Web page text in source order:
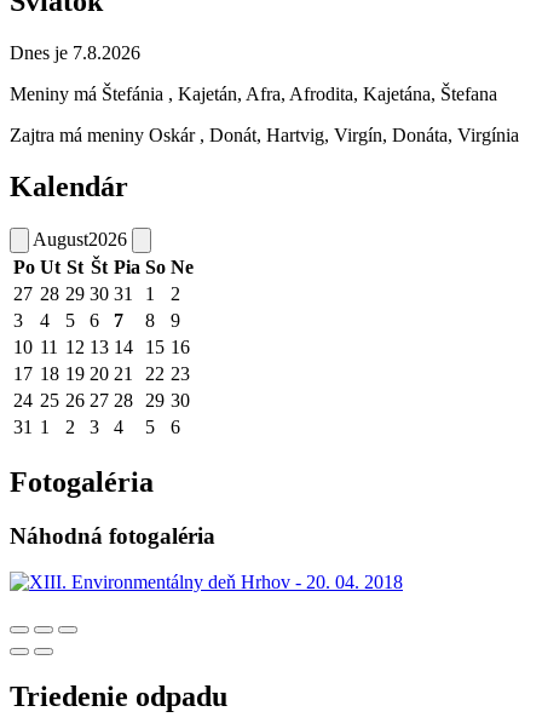
Dnes je 7.8.2026
Meniny má Štefánia , Kajetán, Afra, Afrodita, Kajetána, Štefana
Zajtra má meniny Oskár , Donát, Hartvig, Virgín, Donáta, Virgínia
Kalendár
August2026
Po Ut St Št Pia So Ne
27 28 29 30 31 1
2
3
4 5 6 7 8
9
10 11 12 13 14 15 16
17 18 19 20 21 22 23
24 25 26 27 28 29 30
31 1 2 3 4 5 6
Fotogaléria
Náhodná fotogaléria
Triedenie odpadu